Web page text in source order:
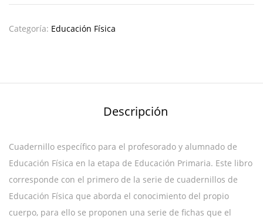
Categoría: Educación Física
Descripción
Cuadernillo específico para el profesorado y alumnado de
Educación Física en la etapa de Educación Primaria. Este libro
corresponde con el primero de la serie de cuadernillos de
Educación Física que aborda el conocimiento del propio
cuerpo, para ello se proponen una serie de fichas que el